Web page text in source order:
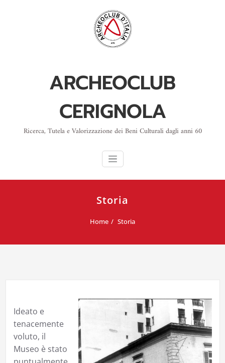
ARCHEOCLUB
CERIGNOLA
Ricerca, Tutela e Valorizzazione dei Beni Culturali dagli anni 60
Storia
Home Storia
Ideato e
tenacemente
voluto, il
Museo è stato